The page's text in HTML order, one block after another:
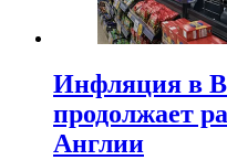
Инфляция в
продолжает
Англии